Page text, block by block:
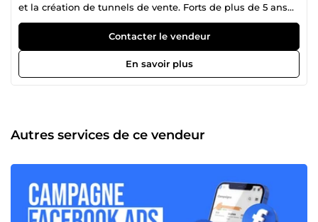
et la création de tunnels de vente. Forts de plus de 5 ans
d'expérience sur la plateforme, nous sommes prêts à
booster vos résultats. Nous allons tripler les revenus de vos
activités ! Nous travaillons avec plusieurs profils clients, à
savoir : 👉 Les coachs et formateurs : Nous les aidons à
mettre en place des tunnels de vente efficaces, organiser
Ads et TikTok Ads. Nous avons embauché des graphistes
et des monteurs vidéo qui s'occupent de la création de vos
aider des marques e-commerce, des entreprises et des
particuliers à attirer de nouveaux clients. Vous êtes au bon
endroit avec les experts du marketing. Contactez-nous
Contacter le vendeur
En savoir plus
Autres services de ce vendeur